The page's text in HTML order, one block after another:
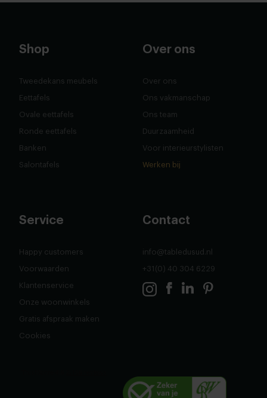
Shop
Tweedekans meubels
Eettafels
Ovale eettafels
Ronde eettafels
Banken
Salontafels
Over ons
Over ons
Ons vakmanschap
Ons team
Duurzaamheid
Voor interieurstylisten
Werken bij
Service
Happy customers
Voorwaarden
Klantenservice
Onze woonwinkels
Gratis afspraak maken
Cookies
Contact
info@tabledusud.nl
+31(0) 40 304 6229